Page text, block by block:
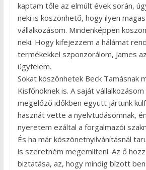
kaptam tőle az elmúlt évek során,
neki is köszönhető, hogy ilyen
vállalkozásom. Mindenképpen
neki. Hogy kifejezzem a hálámat
termékekkel szponzorálom, James
ügyfelem.
Sokat köszönhetek Beck Tamásnak
Kisfőnöknek is. A saját
megelőző időkben együtt jártunk
hasznát vette a nyelvtudásomnak,
nyeretem ezáltal a forgalmazói
És ha már köszönetnyilvánításnál
is szeretném megemlíteni. Az ő
biztatása, az, hogy mindig bízott